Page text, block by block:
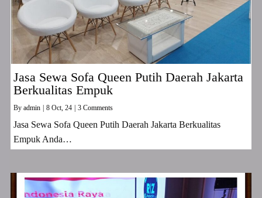
Jasa Sewa Sofa Queen Putih Daerah Jakarta
Berkualitas Empuk
By admin 8 Oct, 24 3 Comments
Jasa Sewa Sofa Queen Putih Daerah Jakarta Berkualitas
Empuk Anda…